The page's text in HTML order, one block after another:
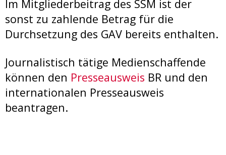
Im Mitgliederbeitrag des SSM ist der
sonst zu zahlende Betrag für die
Durchsetzung des GAV bereits enthalten.
Journalistisch tätige Medienschaffende
können den Presseausweis BR und den
internationalen Presseausweis
beantragen.